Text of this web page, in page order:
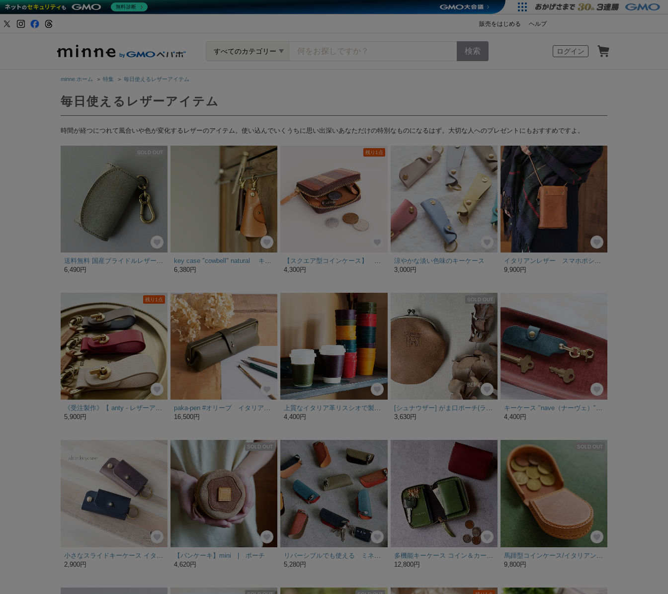
販売をはじめる ヘルプ
ログイン
すべてのカテゴリー
minne ホーム ＞ 特集 ＞ 毎日使えるレザーアイテム
毎日使えるレザーアイテム
時間が経つにつれて風合いや色が変化するレザーのアイテム。使い込んでいくうちに思い出深いあなただけの特別なものになるはず。大切な人へのプレゼントにもおすすめですよ。
SOLD OUT
送料無料 国産ブライドルレザー 3WAY キーケース コインケース カードケース カラビナ 付き PAOLO オリーブ
6,490円
key case "cowbell" natural キーケース
6,380円
残り1点
【スクエア型コインケース】 イタリアレザー使用
4,300円
涼やかな淡い色味のキーケース
3,000円
イタリアンレザー スマホポシェット キャメル/ブラック 納期1週間
9,900円
残り1点
《受注製作》【 anty - レザーアンティークループホルダー 】
5,900円
paka-pen #オリーブ イタリアンレザーのペンケース 入学祝い、就職祝いにも
16,500円
上質なイタリア革リスシオで製作したカップスリーブ、トールサイズ（コンビニラージサイズ）カラーも6種類
4,400円
SOLD OUT
[シュナウザー] がま口ポーチ(ラウンド)
3,630円
キーケース "nave（ナーヴェ）" ペトロリオ
4,400円
2,900円
SOLD OUT
【パンケーキ】mini | ポーチ
4,620円
5,280円
12,800円
SOLD OUT
9,800円
無料診断